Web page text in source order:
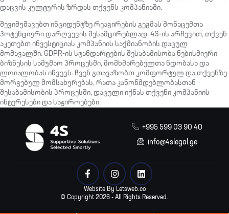
დაცვის კულტურის ზრდას თქვენს კომპანიაში.
შევიმუშავებთ ინციდენტზე რეაგირების გეგმას მონაცემთა
პოტენციური დარღვევის შესამცირებლად. 4S-ის არჩევით, თქვენ
აკეთებთ ინვესტიციას კომპანიის საქმიანობის დაცულ
მომავალში. GDPR-ის სტანდარტების შესაბამისობა ნებისმიერი
ბიზნესის სამუშაო პროცესში, მომხმარებელთა ნდობასა და
ლოიალობას იწვევს. ჩვენ გთავაზობთ კომფორტულ და თქვენზე
მორგებულ მომსახურებას, რათა კანონმდებლობასთან
შესაბამისობის პროცესში, დაცული იქნას თქვენი კომპანიის
ინტერესები და საჭიროებები.
+995 599 03 90 40
info@4slegal.ge
Website By Letsweb.co
© Copyright 2026 - All Rights Reserved.